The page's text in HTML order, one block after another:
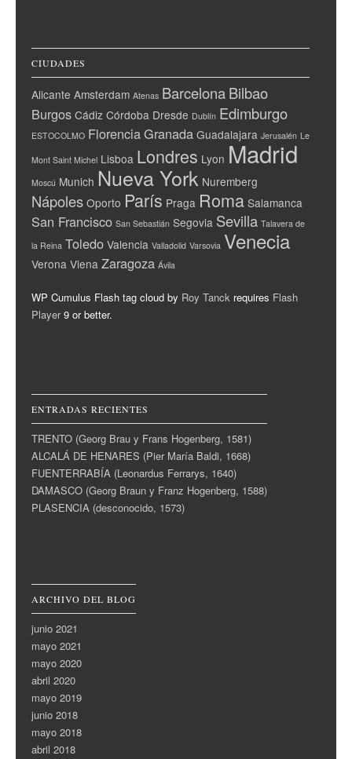
CIUDADES
Alicante Amsterdam Atenas BarcelonaBilbao
Burgos Cádiz Córdoba Dresde Dublín Edimburgo
ESTOCOLMO FlorenciaGranada Guadalajara Jerusalén Le
Mont Saint Michel Lisboa Londres Lyon Madrid
Moscú Munich Nueva York Nuremberg
Nápoles Oporto París Praga Roma Salamanca
San Francisco San Sebastián Segovia Sevilla Talavera de
la Reina Toledo Valencia Valladolid Varsovia Venecia
Verona Viena Zaragoza Ávila
WP Cumulus Flash tag cloud by Roy Tanck requires Flash
Player9 or better.
ENTRADAS RECIENTES
TRENTO (Georg Brau y Frans Hogenberg, 1581)
ALCALÁ DE HENARES (Pier María Baldi, 1668)
FUENTERRABÍA (Leonardus Ferrarys, 1640)
DAMASCO (Georg Braun y Franz Hogenberg, 1588)
PLASENCIA (desconocido, 1573)
ARCHIVO DEL BLOG
junio 2021
mayo 2021
mayo 2020
abril 2020
mayo 2019
junio 2018
mayo 2018
abril 2018